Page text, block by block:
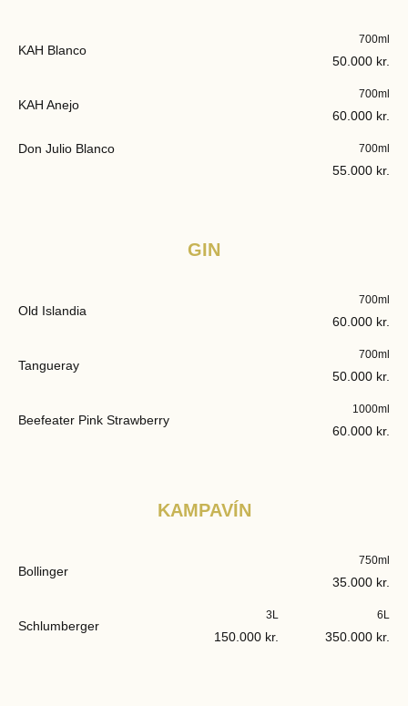
KAH Blanco
700ml
50.000 kr.
KAH Anejo
700ml
60.000 kr.
Don Julio Blanco 700ml
55.000 kr.
GIN
Old Islandia
700ml
60.000 kr.
Tangueray
700ml
50.000 kr.
Beefeater Pink Strawberry
1000ml
60.000 kr.
KAMPAVÍN
Bollinger
750ml
35.000 kr.
Schlumberger
3L
150.000 kr.
6L
350.000 kr.